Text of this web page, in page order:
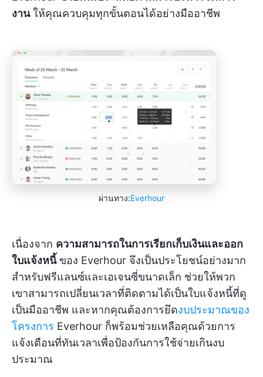
งานให้คุณควบคุมทุกขั้นตอนได้อย่างมืออาชีพ
ผ่านทาง:Everhour
เนื่องจาก ความสามารถในการเรียกเก็บเงินและออก
ใบแจ้งหนี้ของ Everhour จึงเป็นประโยชน์อย่างมาก
สำหรับฟรีแลนซ์และเอเจนซี่ขนาดเล็ก ช่วยให้พวก
เขาสามารถเปลี่ยนเวลาที่ติดตามได้เป็นใบแจ้งหนี้ที่ดู
เป็นมืออาชีพ และหากคุณต้องการยึดงบประมาณของ
โครงการ Everhour ก็พร้อมช่วยเหลือคุณด้วยการ
แจ้งเตือนที่ทันเวลาเพื่อป้องกันการใช้จ่ายเกินงบ
ประมาณ